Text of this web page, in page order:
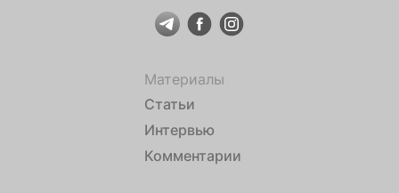
Материалы
Статьи
Интервью
Комментарии